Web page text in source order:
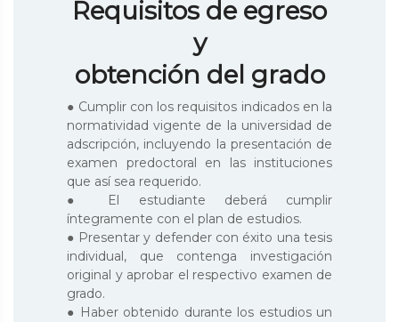
Requisitos de egreso
y
obtención del grado
● Cumplir con los requisitos indicados en la
normatividad vigente de la universidad de
adscripción, incluyendo la presentación de
examen predoctoral en las instituciones
que así sea requerido.
● El estudiante deberá cumplir
íntegramente con el plan de estudios.
● Presentar y defender con éxito una tesis
individual, que contenga investigación
original y aprobar el respectivo examen de
grado.
● Haber obtenido durante los estudios un